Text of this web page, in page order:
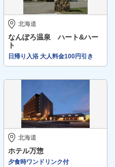
北海道
なんぽろ温泉 ハート&ハー
ト
日帰り入浴 大人料金100円引き
北海道
ホテル万惣
夕食時ワンドリンク付